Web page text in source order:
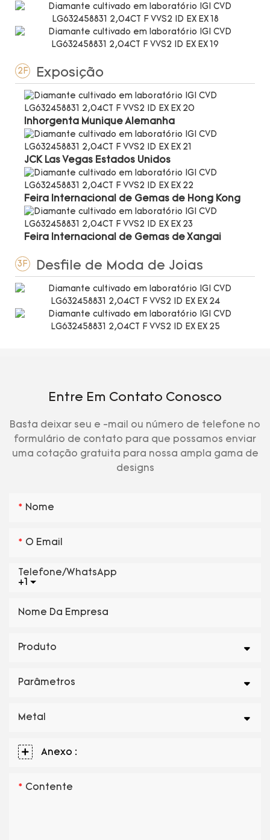
2F Exposição
Inhorgenta Munique Alemanha
JCK Las Vegas Estados Unidos
Feira Internacional de Gemas de Hong Kong
Feira Internacional de Gemas de Xangai
3F Desfile de Moda de Joias
Entre Em Contato Conosco
Basta deixar seu e -mail ou número de telefone no
formulário de contato para que possamos enviar
uma cotação gratuita para nossa ampla gama de
designs
Nome
O Email
+1
Telefone/WhatsApp
Nome Da Empresa
Produto
Parâmetros
Metal
Anexo :
Contente